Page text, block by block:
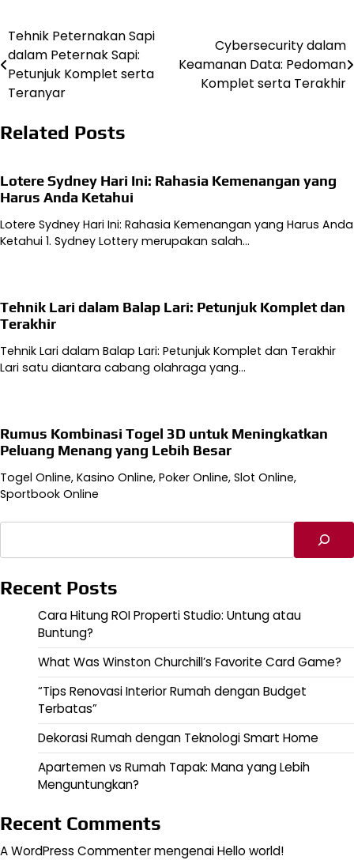
Navigasi
pos
Tehnik Peternakan Sapi
dalam Peternak Sapi:
Petunjuk Komplet serta
Teranyar
Cybersecurity dalam
Keamanan Data: Pedoman
Komplet serta Terakhir
Related Posts
Lotere Sydney Hari Ini: Rahasia Kemenangan yang
Harus Anda Ketahui
Lotere Sydney Hari Ini: Rahasia Kemenangan yang Harus Anda
Ketahui 1. Sydney Lottery merupakan salah…
Tehnik Lari dalam Balap Lari: Petunjuk Komplet dan
Terakhir
Tehnik Lari dalam Balap Lari: Petunjuk Komplet dan Terakhir
Lari satu diantara cabang olahraga yang…
Rumus Kombinasi Togel 3D untuk Meningkatkan
Peluang Menang yang Lebih Besar
Togel Online, Kasino Online, Poker Online, Slot Online,
Sportbook Online
Recent Posts
Cara Hitung ROI Properti Studio: Untung atau
Buntung?
What Was Winston Churchill’s Favorite Card Game?
“Tips Renovasi Interior Rumah dengan Budget
Terbatas”
Dekorasi Rumah dengan Teknologi Smart Home
Apartemen vs Rumah Tapak: Mana yang Lebih
Menguntungkan?
Recent Comments
A WordPress CommentermengenaiHello world!